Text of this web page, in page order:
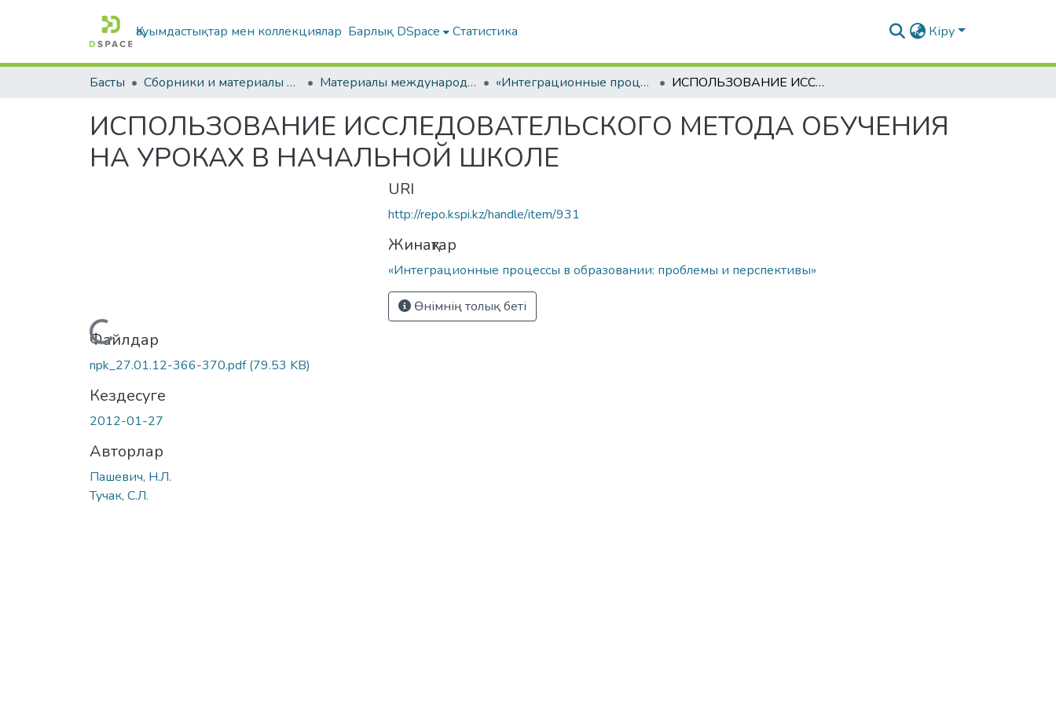
Қауымдастықтар мен коллекциялар Барлық DSpace Статистика Кіру
Басты Сборники и материалы конференций Материалы международных научно-практических конференций «Интеграционные процессы в образовании: проблемы и перспективы» ИСПОЛЬЗОВАНИЕ ИССЛЕДОВАТЕЛЬСКОГО МЕТОДА ОБУЧЕНИЯ НА УРОКАХ В НАЧАЛЬНОЙ ШКОЛЕ
ИСПОЛЬЗОВАНИЕ ИССЛЕДОВАТЕЛЬСКОГО МЕТОДА ОБУЧЕНИЯ
НА УРОКАХ В НАЧАЛЬНОЙ ШКОЛЕ
Жүктеу...
Файлдар
npk_27.01.12-366-370.pdf(79.53 KB)
Кездесуге
2012-01-27
Авторлар
Пашевич, Н.Л.
Тучак, С.Л.
URI
http://repo.kspi.kz/handle/item/931
Жинақтар
«Интеграционные процессы в образовании: проблемы и перспективы»
Өнімнің толық беті